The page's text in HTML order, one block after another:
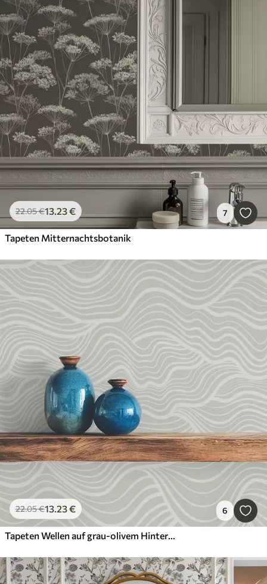
22.05€13.23€ 7
Tapeten Mitternachtsbotanik
22.05€13.23€ 6
Tapeten Wellen auf grau-olivem Hintergrund mit Stoffstruktur